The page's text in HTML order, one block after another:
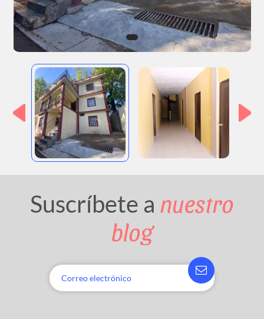
Suscríbete a nuestro
blog